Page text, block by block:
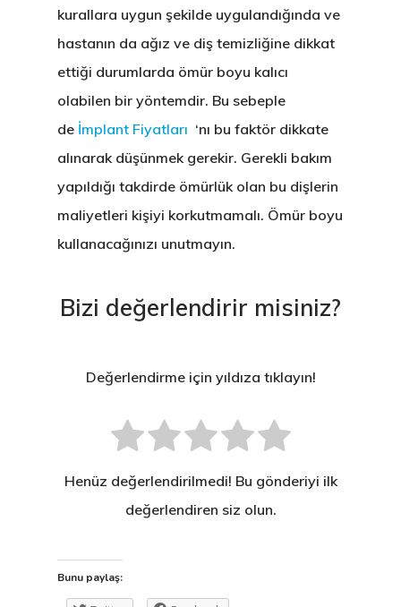
kurallara uygun şekilde uygulandığında ve
hastanın da ağız ve diş temizliğine dikkat
ettiği durumlarda ömür boyu kalıcı
olabilen bir yöntemdir. Bu sebeple
de İmplant Fiyatları ‘nı bu faktör dikkate
alınarak düşünmek gerekir. Gerekli bakım
yapıldığı takdirde ömürlük olan bu dişlerin
maliyetleri kişiyi korkutmamalı. Ömür boyu
kullanacağınızı unutmayın.
Bizi değerlendirir misiniz?
Değerlendirme için yıldıza tıklayın!
Henüz değerlendirilmedi! Bu gönderiyi ilk
değerlendiren siz olun.
Bunu paylaş: